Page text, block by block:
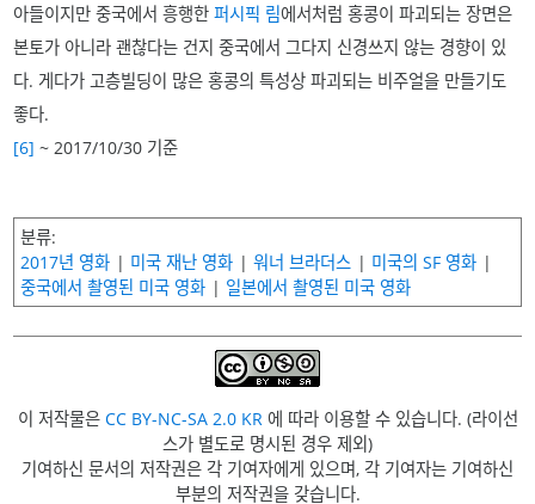
아들이지만 중국에서 흥행한퍼시픽 림에서처럼 홍콩이 파괴되는 장면은
본토가 아니라 괜찮다는 건지 중국에서 그다지 신경쓰지 않는 경향이 있
다. 게다가 고층빌딩이 많은 홍콩의 특성상 파괴되는 비주얼을 만들기도
좋다.
[6] ~ 2017/10/30 기준
분류
2017년 영화
미국 재난 영화 워너 브라더스
미국의 SF 영화
중국에서 촬영된 미국 영화
일본에서 촬영된 미국 영화
이 저작물은 CC BY-NC-SA 2.0 KR 에 따라 이용할 수 있습니다. (라이선
스가 별도로 명시된 경우 제외)
기여하신 문서의 저작권은 각 기여자에게 있으며, 각 기여자는 기여하신
부분의 저작권을 갖습니다.